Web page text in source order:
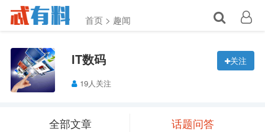
首页 > 趣闻
IT数码 关注
19人关注
全部文章 话题问答